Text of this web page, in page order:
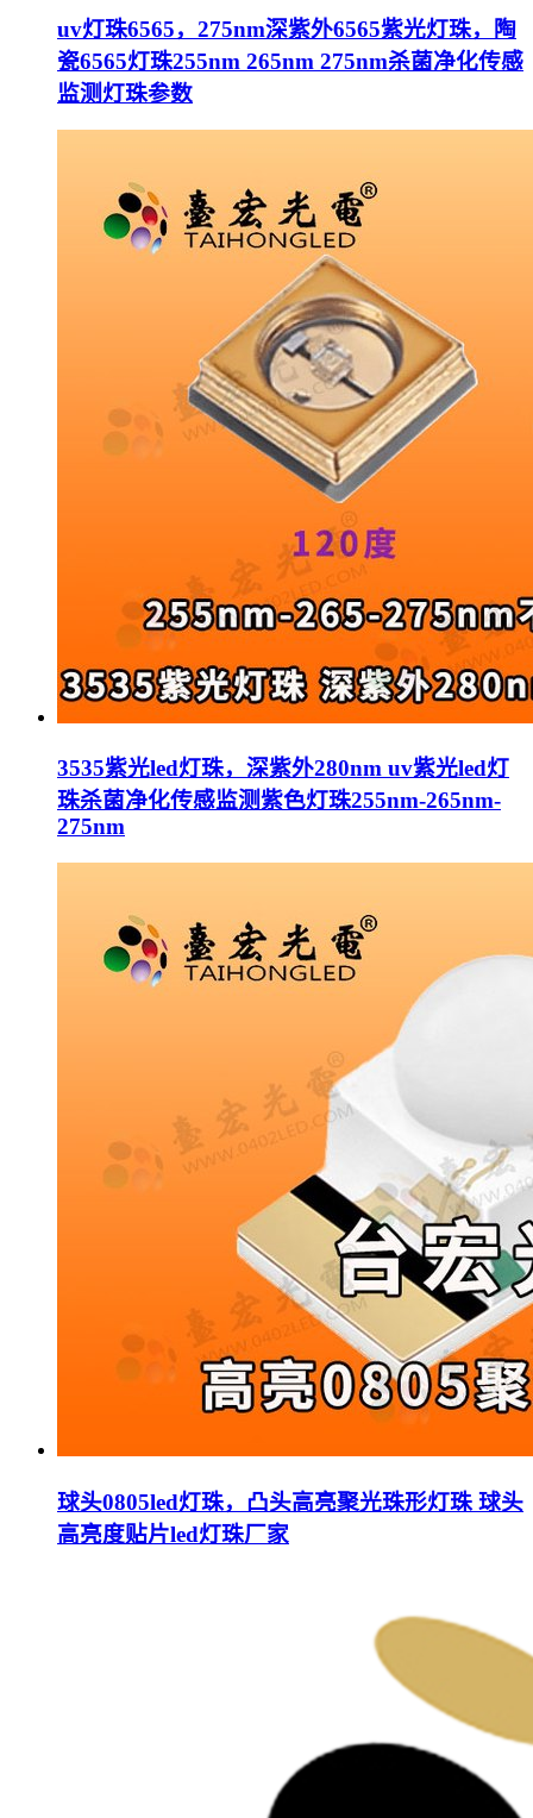
uv灯珠6565，275nm深紫外6565紫光灯珠，陶
瓷6565灯珠255nm 265nm 275nm杀菌净化传感
监测灯珠参数
3535紫光led灯珠，深紫外280nm uv紫光led灯
珠杀菌净化传感监测紫色灯珠255nm-265nm-
275nm
球头0805led灯珠，凸头高亮聚光珠形灯珠 球头
高亮度贴片led灯珠厂家